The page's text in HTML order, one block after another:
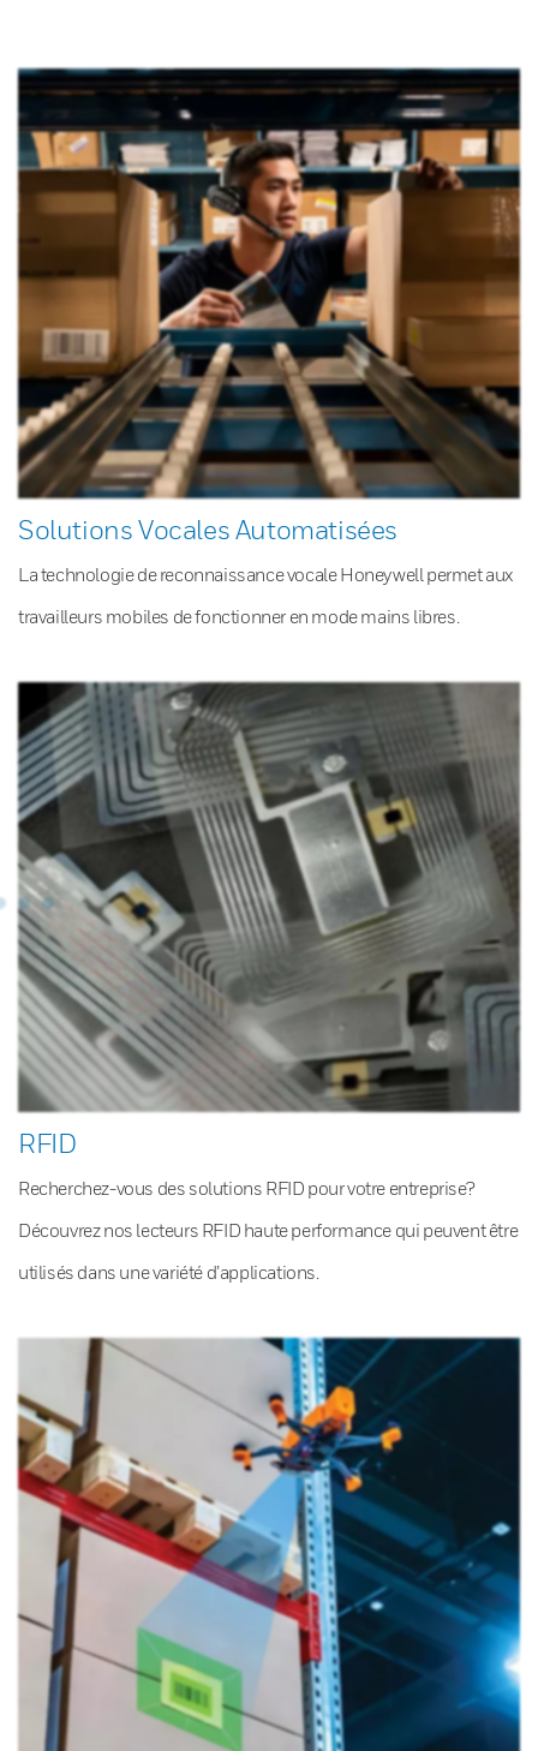
Solutions Vocales Automatisées
La technologie de reconnaissance vocale Honeywell permet aux
travailleurs mobiles de fonctionner en mode mains libres.
RFID
Recherchez-vous des solutions RFID pour votre entreprise?
Découvrez nos lecteurs RFID haute performance qui peuvent être
utilisés dans une variété d’applications.